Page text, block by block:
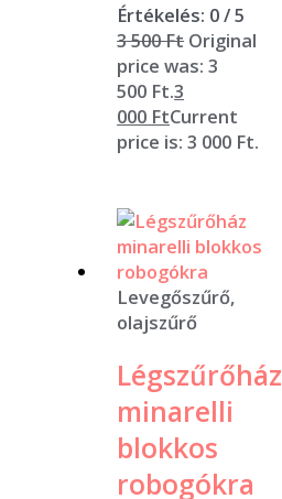
Értékelés: 0/ 5
3 500Ft Original
price was: 3
500 Ft.3
000 FtCurrent
price is: 3 000 Ft.
Levegőszűrő,
olajszűrő
Légszűrőház
minarelli
blokkos
robogókra